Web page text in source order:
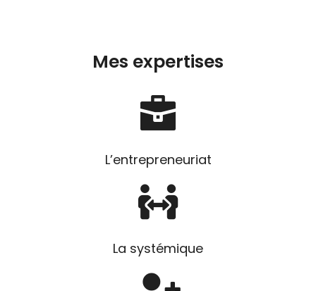
Mes expertises
L’entrepreneuriat
La systémique